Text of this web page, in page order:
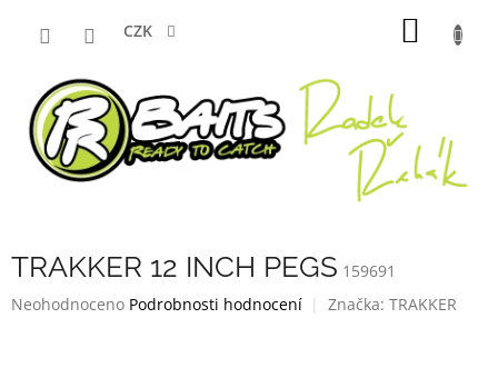
CZK
TRAKKER 12 INCH PEGS 159691
Průměrné
Neohodnoceno Podrobnosti hodnocení Značka: TRAKKER